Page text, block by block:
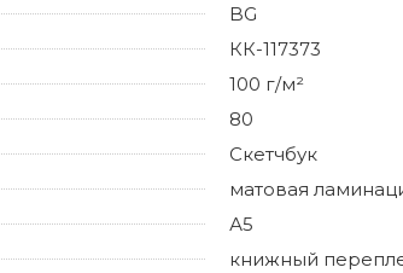
BG
КК-117373
100 г/м²
80
Скетчбук
матовая
А5
книжный